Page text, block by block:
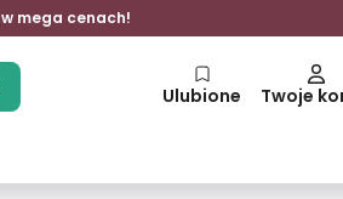
mega cenach!
Ulubione Twoje